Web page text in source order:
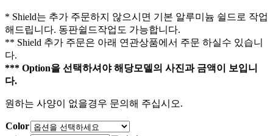
* Shield는 추가 주문하지 않으시면 기본 알루미늄 쉴드로 작업
해드립니다. 동판쉴드작업도 가능합니다.
** Shield 추가 주문은 아래 연관상품에서 주문 하실수 있습니
다.
*** Option을 선택하셔야 해당모델의 사진과 금액이 보입니
다.
원하는 사양이 없을경우 문의해 주십시오.
Color